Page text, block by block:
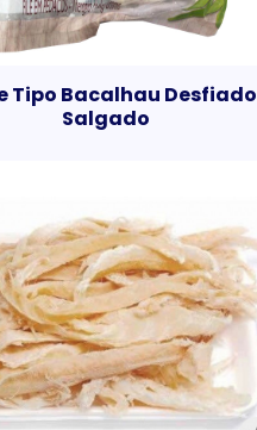
Tipo Bacalhau Desfiado
Salgado